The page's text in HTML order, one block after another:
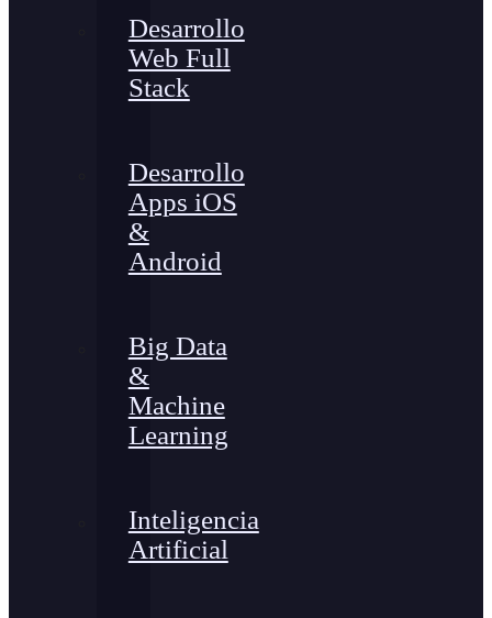
Desarrollo
Web Full
Stack
Desarrollo
Apps iOS
&
Android
Big Data
&
Machine
Learning
Inteligencia
Artificial